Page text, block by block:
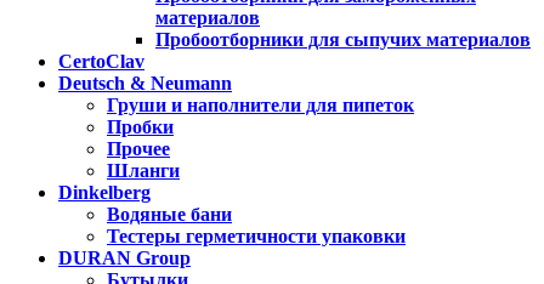
материалов
Пробоотборники для сыпучих материалов
CertoClav
Deutsch & Neumann
Груши и наполнители для пипеток
Пробки
Прочее
Шланги
Dinkelberg
Водяные бани
Тестеры герметичности упаковки
DURAN Group
Бутылки